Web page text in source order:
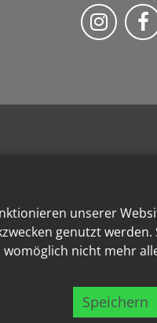
unserer
genutzt werden.
womöglich nicht mehr
Speichern